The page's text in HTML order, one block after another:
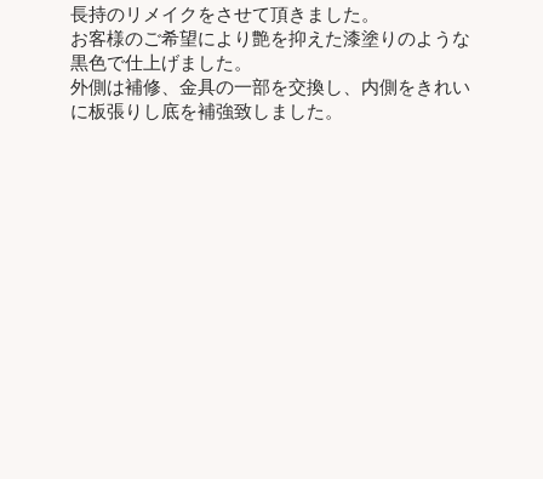
長持のリメイクをさせて頂きました。
お客様のご希望により艶を抑えた漆塗りのような
黒色で仕上げました。
外側は補修、金具の一部を交換し、内側をきれい
に板張りし底を補強致しました。